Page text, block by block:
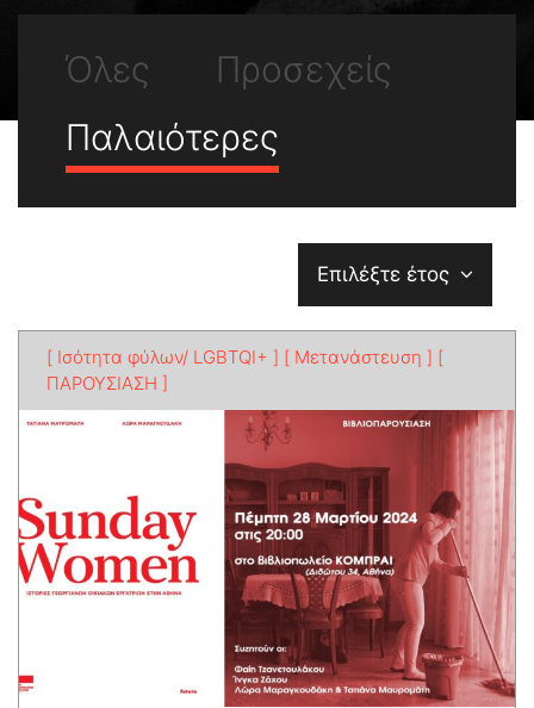
Όλες
Προσεχείς
Παλαιότερες
Επιλέξτε έτος
[ Ισότητα φύλων/ LGBTQI+ ] [ Μετανάστευση ] [
ΠΑΡΟΥΣΙΑΣΗ ]